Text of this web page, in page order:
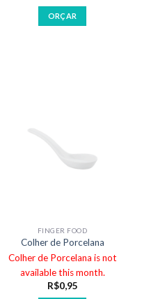
ORÇAR
FINGER FOOD
Colher de Porcelana
Colher de Porcelana is not
available this month.
R$0,95